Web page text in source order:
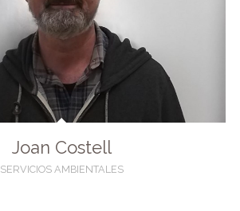
Joan Costell
SERVICIOS AMBIENTALES